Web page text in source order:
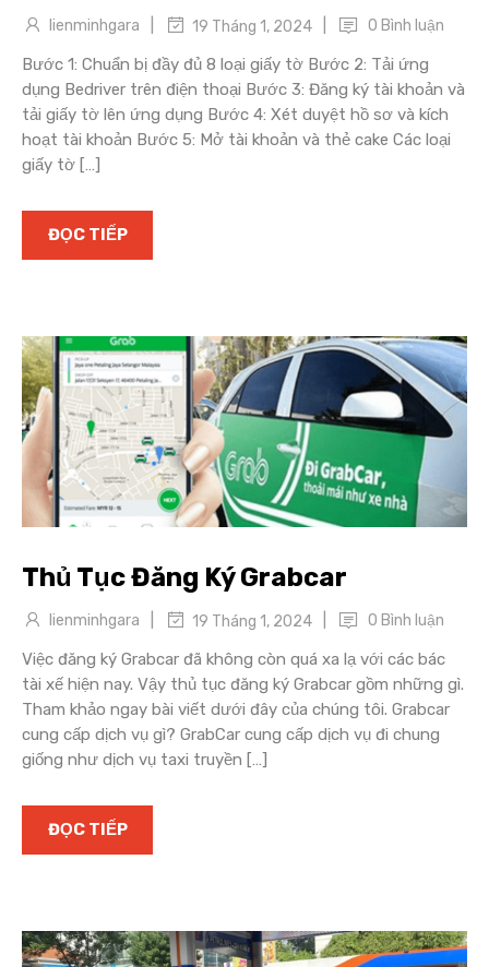
lienminhgara 19 Tháng 1, 2024 0 Bình luận
Bước 1: Chuẩn bị đầy đủ 8 loại giấy tờ Bước 2: Tải ứng
dụng Bedriver trên điện thoại Bước 3: Đăng ký tài khoản và
tải giấy tờ lên ứng dụng Bước 4: Xét duyệt hồ sơ và kích
hoạt tài khoản Bước 5: Mở tài khoản và thẻ cake Các loại
giấy tờ […]
ĐỌC TIẾP
Thủ Tục Đăng Ký Grabcar
lienminhgara 19 Tháng 1, 2024 0 Bình luận
Việc đăng ký Grabcar đã không còn quá xa lạ với các bác
tài xế hiện nay. Vậy thủ tục đăng ký Grabcar gồm những gì.
Tham khảo ngay bài viết dưới đây của chúng tôi. Grabcar
cung cấp dịch vụ gì? GrabCar cung cấp dịch vụ đi chung
giống như dịch vụ taxi truyền […]
ĐỌC TIẾP